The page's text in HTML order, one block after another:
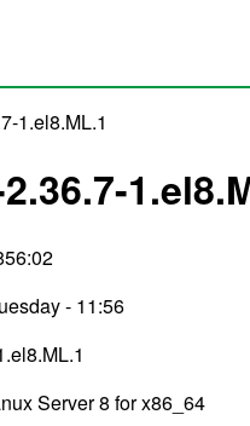
1.el8.ML.1
- 11:56
Server 8 for x86_64